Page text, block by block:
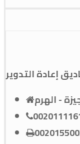
إعادة التدوير
- الهرم